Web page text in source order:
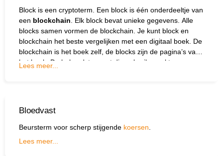
Block is een cryptoterm. Een block is één onderdeeltje van
een blockchain . Elk block bevat unieke gegevens. Alle
blocks samen vormen de blockchain. Je kunt block en
blockchain het beste vergelijken met een digitaal boek. De
blockchain is het boek zelf, de blocks zijn de pagina’s van
het boek. De bekendste munt die gebruik maakt van
Lees meer...
Bloedvast
Beursterm voor scherp stijgende koersen
Lees meer...